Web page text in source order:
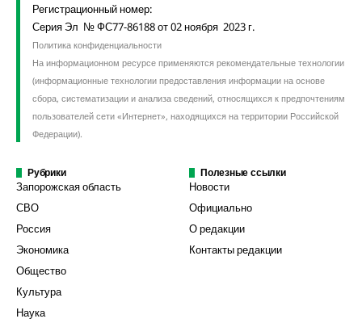
Регистрационный номер:
Серия Эл № ФС77-86188 от 02 ноября 2023 г.
Политика конфиденциальности
На информационном ресурсе применяются рекомендательные технологии
(информационные технологии предоставления информации на основе
сбора, систематизации и анализа сведений, относящихся к предпочтениям
пользователей сети «Интернет», находящихся на территории Российской
Федерации).
Рубрики
Запорожская область
СВО
Россия
Экономика
Общество
Культура
Наука
Полезные ссылки
Новости
Официально
О редакции
Контакты редакции